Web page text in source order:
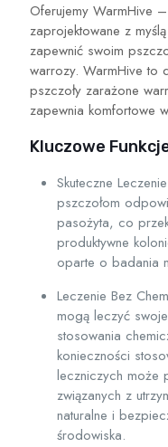
Oferujemy WarmHive
zaprojektowane z
zapewnić swoim
warrozy. WarmHive to
pszczoły zarażone
zapewnia komfortowe
Kluczowe
Skuteczne
pszczołom
pasożyta, co
produktywne
oparte o badania
Leczenie Bez
mogą leczyć
stosowania
konieczności
leczniczych może
związanych z
naturalne i
środowiska.